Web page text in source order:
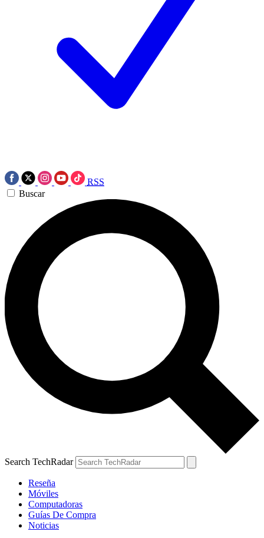
RSS
Buscar
Search TechRadar
Reseña
Móviles
Computadoras
Guías De Compra
Noticias